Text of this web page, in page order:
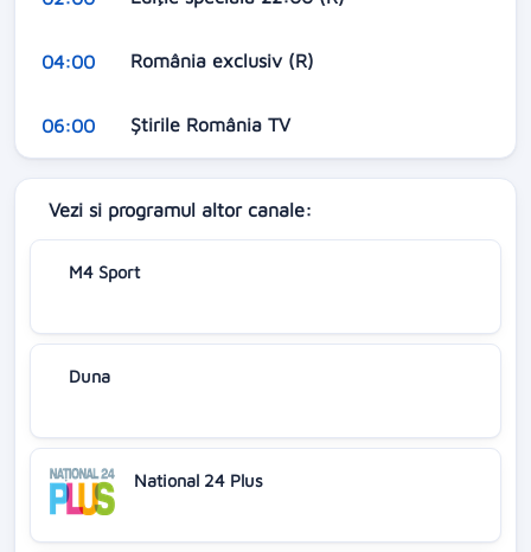
04:00 România exclusiv (R)
06:00 Ştirile România TV
Vezi si programul altor canale:
M4 Sport
Duna
National 24 Plus